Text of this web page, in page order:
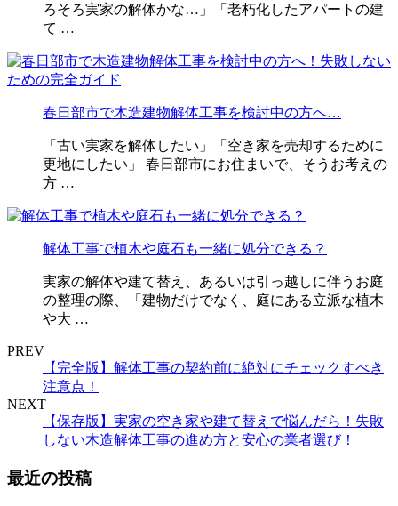
ろそろ実家の解体かな…」「老朽化したアパートの建
て …
春日部市で木造建物解体工事を検討中の方へ…
「古い実家を解体したい」「空き家を売却するために
更地にしたい」 春日部市にお住まいで、そうお考えの
方 …
解体工事で植木や庭石も一緒に処分できる？
実家の解体や建て替え、あるいは引っ越しに伴うお庭
の整理の際、「建物だけでなく、庭にある立派な植木
や大 …
PREV
【完全版】解体工事の契約前に絶対にチェックすべき
注意点！
NEXT
【保存版】実家の空き家や建て替えで悩んだら！失敗
しない木造解体工事の進め方と安心の業者選び！
最近の投稿